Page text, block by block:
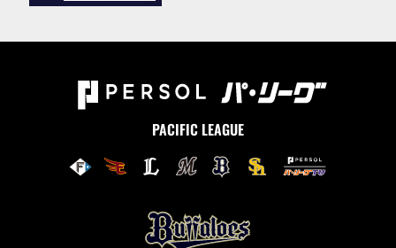
PACIFIC LEAGUE